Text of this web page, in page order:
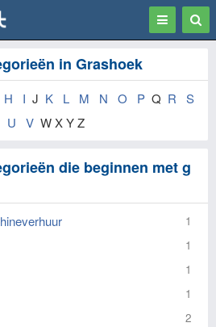
Toggle
in Grashoek
H I J K L M N O P Q R
S
U V W X Y Z
die beginnen met g
1
1
1
1
2